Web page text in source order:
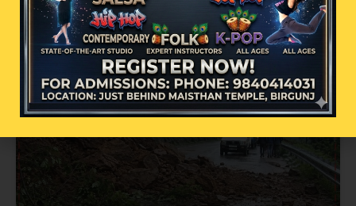
मधेस प्रदेशमा बढ्दै सर्पदंशका बिरामी, तीन वर्षमा
२९ प्रतिशत वृद्धि